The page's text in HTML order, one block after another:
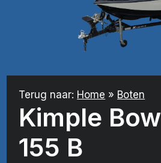
Terug naar: Home » Boten
Kimple
155 B